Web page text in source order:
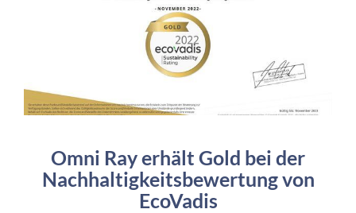
Omni Ray erhält Gold bei der
Nachhaltigkeitsbewertung von
EcoVadis